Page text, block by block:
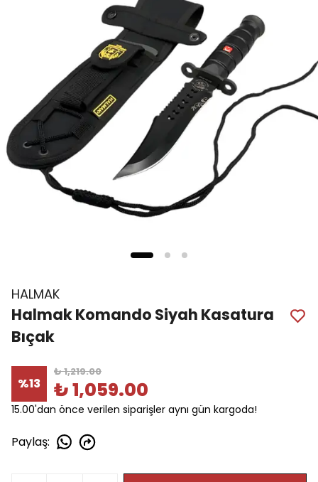
HALMAK
Halmak Komando Siyah Kasatura
Bıçak
%13
₺ 1,219.00
₺ 1,059.00
15.00'dan önce verilen siparişler aynı gün kargoda!
Paylaş: